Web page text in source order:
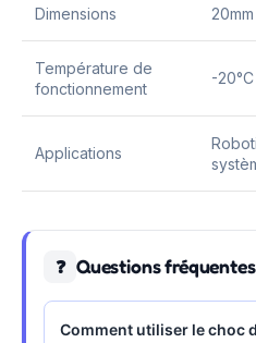
Dimensions
Température de
fonctionnement
-
Applications
❓ Questions fréquentes
Comment utiliser le choc